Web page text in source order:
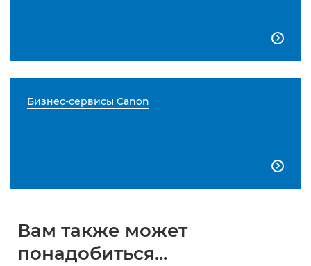

Бизнес-сервисы Canon

Вам также может
понадобиться...